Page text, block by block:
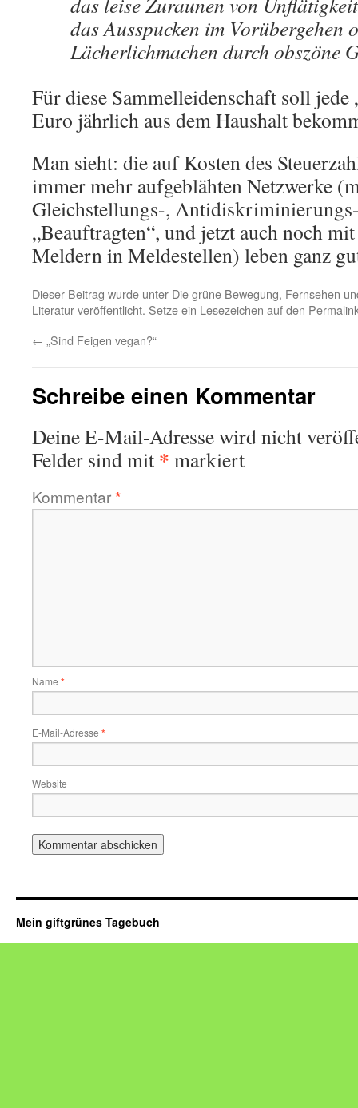
das Ausspucken im Vorübergehen
Lächerlichmachen durch obszöne
Für diese Sammelleidenschaft soll
Euro jährlich aus dem Haushalt
Man sieht: die auf Kosten des
immer mehr aufgeblähten Netzwerke
Gleichstellungs-,
„Beauftragten“, und jetzt auch noch
Meldern in Meldestellen) leben ganz
Dieser Beitrag wurde unter Die grüne Bewegung, Fernsehen
Literaturveröffentlicht. Setze ein Lesezeichen auf den
← „Sind Feigen vegan?“
Schreibe einen Kommentar
Deine E-Mail-Adresse wird nicht
Felder sind mit * markiert
Kommentar*
Name *
E-Mail-Adresse *
Website
Mein giftgrünes Tagebuch